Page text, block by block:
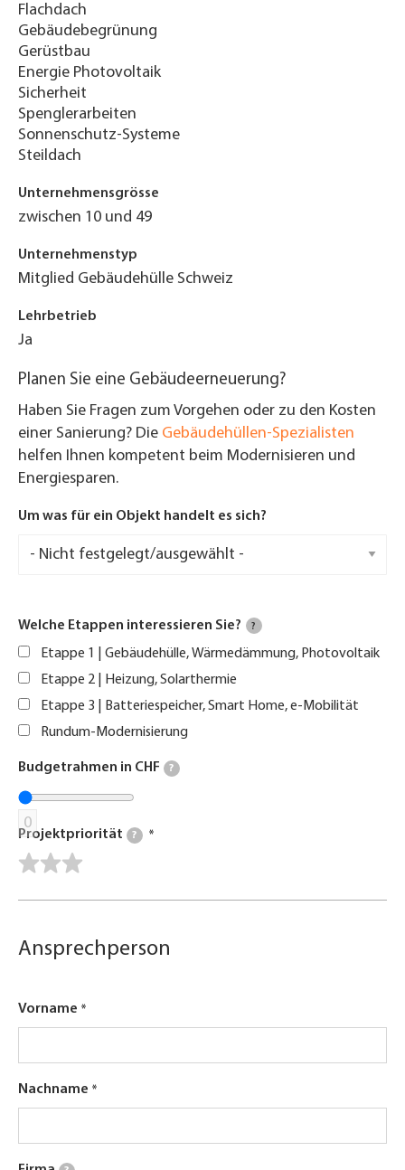
Flachdach
Gebäudebegrünung
Gerüstbau
Energie Photovoltaik
Sicherheit
Spenglerarbeiten
Sonnenschutz-Systeme
Steildach
Unternehmensgrösse
zwischen 10 und 49
Unternehmenstyp
Mitglied Gebäudehülle Schweiz
Lehrbetrieb
Ja
Planen Sie eine Gebäudeerneuerung?
Haben Sie Fragen zum Vorgehen oder zu den Kosten
einer Sanierung? Die Gebäudehüllen-Spezialisten
helfen Ihnen kompetent beim Modernisieren und
Energiesparen.
Um was für ein Objekt handelt es sich?
Welche Etappen interessieren Sie? ?
Etappe 1 | Gebäudehülle, Wärmedämmung, Photovoltaik
Etappe 2 | Heizung, Solarthermie
Etappe 3 | Batteriespeicher, Smart Home, e-Mobilität
Rundum-Modernisierung
Budgetrahmen in CHF ?
0
Projektpriorität ?
Ansprechperson
Vorname
Nachname